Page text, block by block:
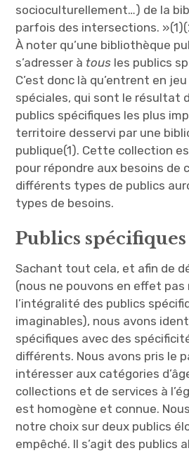
socioculturellement…) de la
parfois des intersections.
À noter qu’une bibliothèque
s’adresser à tous les publics
C’est donc là qu’entrent en
spéciales, qui sont le résultat
publics spécifiques les plus
territoire desservi par une
publique(1). Cette collection
pour répondre aux besoins de
différents types de publics
types de besoins.
Publics
Sachant tout cela, et afin de
(nous ne pouvons en effet pas
l’intégralité des publics
imaginables), nous avons
spécifiques avec des
différents. Nous avons pris le
intéresser aux catégories
collections et de services à
est homogène et connue.
notre choix sur deux publics
empêché. Il s’agit des publics